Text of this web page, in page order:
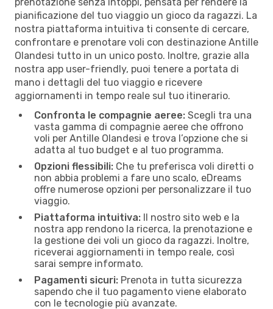
pianificazione del tuo viaggio un gioco da ragazzi. La
nostra piattaforma intuitiva ti consente di cercare,
confrontare e prenotare voli con destinazione Antille
Olandesi tutto in un unico posto. Inoltre, grazie alla
nostra app user-friendly, puoi tenere a portata di
mano i dettagli del tuo viaggio e ricevere
aggiornamenti in tempo reale sul tuo itinerario.
Confronta le compagnie aeree: Scegli tra una
vasta gamma di compagnie aeree che offrono
voli per Antille Olandesi e trova l’opzione che si
adatta al tuo budget e al tuo programma.
Opzioni flessibili: Che tu preferisca voli diretti o
non abbia problemi a fare uno scalo, eDreams
offre numerose opzioni per personalizzare il tuo
viaggio.
Piattaforma intuitiva: Il nostro sito web e la
nostra app rendono la ricerca, la prenotazione e
la gestione dei voli un gioco da ragazzi. Inoltre,
riceverai aggiornamenti in tempo reale, così
sarai sempre informato.
Pagamenti sicuri: Prenota in tutta sicurezza
sapendo che il tuo pagamento viene elaborato
con le tecnologie più avanzate.